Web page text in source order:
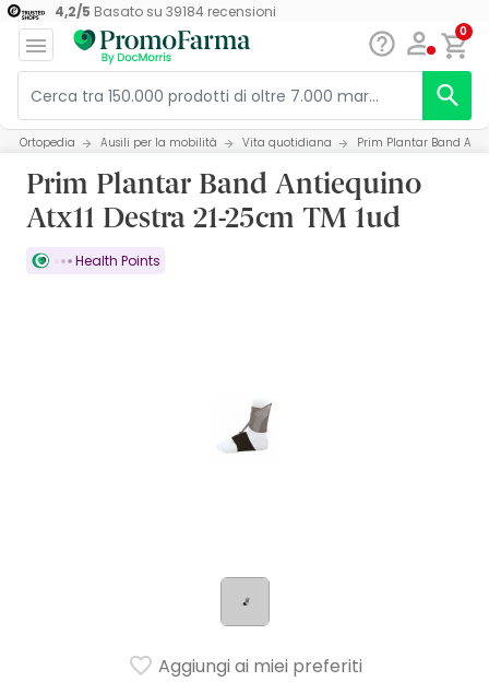
4,2/5 Basato su 39184 recensioni
0
Ortopedia Ausili per la mobilità Vita quotidiana Prim Plantar Band
Prim Plantar Band Antiequino
Atx11 Destra 21-25cm TM 1ud
Health Points
Aggiungi ai miei preferiti